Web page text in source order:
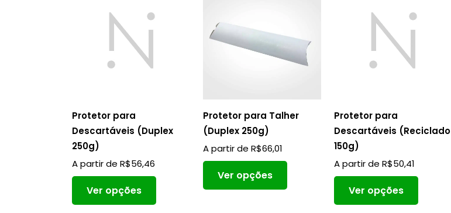
Protetor para
Descartáveis (Duplex
250g)
A partir deR$56,46
Ver opções
Protetor para Talher
(Duplex 250g)
A partir deR$66,01
Ver opções
Protetor para
Descartáveis (Reciclado
150g)
A partir deR$50,41
Ver opções